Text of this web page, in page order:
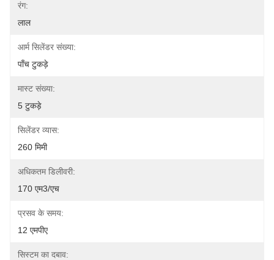
रंग:
लाल
आर्म सिलेंडर संख्या:
पाँच टुकड़े
मास्ट संख्या:
5 टुकड़े
सिलेंडर व्यास:
260 मिमी
अधिकतम डिलीवरी:
170 एम3/एच
प्रसव के समय:
12 एमपीए
सिस्टम का दबाव: